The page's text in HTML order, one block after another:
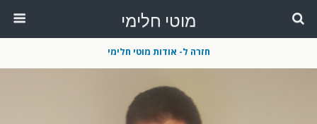
מוטי חלימי
חזרה ל- אודות מוטי חלימי